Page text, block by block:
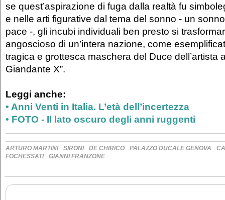
se quest’aspirazione di fuga dalla realtà fu
e nelle arti figurative dal tema del sonno - un
pace -, gli incubi individuali ben presto si
angoscioso di un’intera nazione, come
tragica e grottesca maschera del Duce dell’artista
Giandante X”.
Leggi anche:
• Anni Venti in Italia. L’età dell’incertezza
• FOTO - Il lato oscuro degli anni ruggenti
ARTURO MARTINI· SIRONI· DE CHIRICO · PALAZZO DUCALE GENOVA ·
FOCHESSATI· GIANNI FRANZONE ·